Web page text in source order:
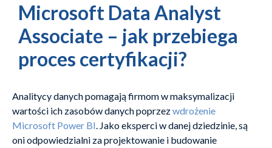
Microsoft Data Analyst
Associate – jak przebiega
proces certyfikacji?
Analitycy danych pomagają firmom w maksymalizacji
wartości ich zasobów danych poprzezwdrożenie
Microsoft Power BI. Jako eksperci w danej dziedzinie, są
oni odpowiedzialni za projektowanie i budowanie